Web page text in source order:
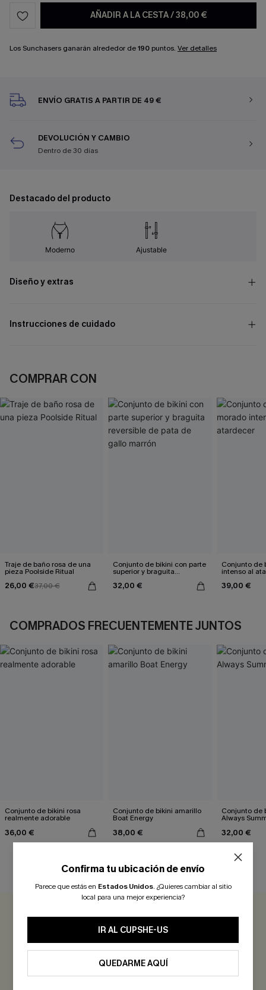
AÑADIR A LA CESTA/38,00 €
Los Sunchasers ganarán alrededor de190 puntos. Ver detalles
ENVÍO GRATIS A PARTIR DE 49 €
DEVOLUCIÓN Y CAMBIO
Dentro de 30 días
Destacado del producto
Moderno Ajustable
Diseño y extras
Instrucciones de cuidado
COMPRAR CON
Traje de baño rosa de una
pieza Poolside Ritual
26,00 €37,00 €
Conjunto de bikini con parte
superior y braguita
reversible de pata de gallo
marrón
32,00 €
Conjunto de
intenso al
39,00 €
COMPRADOS FRECUENTEMENTE JUNTOS
Conjunto de bikini rosa
realmente adorable
36,00 €
Conjunto de bikini amarillo
Boat Energy
38,00 €
Conjunto de
Always
32,00 €
RESEÑAS DE CLIENTES
0.0
Sé el Primero en Reseñar
¡Gana más de 30 puntos por cada reseña que dejes!
Confirma tu ubicación de envío
Parece que estás en Estados Unidos. ¿Quieres cambiar al sitio
local para una mejor experiencia?
IR AL CUPSHE-US
QUEDARME AQUÍ